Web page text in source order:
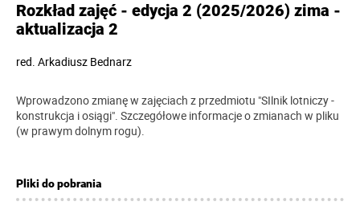
Rozkład zajęć - edycja 2 (2025/2026) zima -
aktualizacja 2
red. Arkadiusz Bednarz
Wprowadzono zmianę w zajęciach z przedmiotu "SIlnik lotniczy -
konstrukcja i osiągi". Szczegółowe informacje o zmianach w pliku
(w prawym dolnym rogu).
Pliki do pobrania